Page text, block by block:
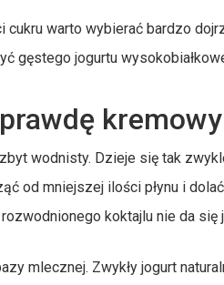
warto wybierać bardzo
gęstego jogurtu
wodnisty. Dzieje się tak
od mniejszej ilości płynu i
koktajlu nie da
mlecznej. Zwykły jogurt